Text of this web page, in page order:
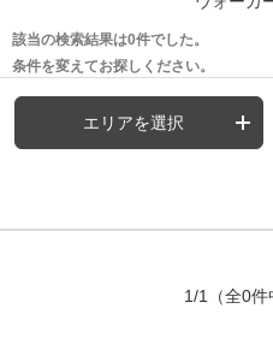
該当の検索結果は0件でした。
条件を変えてお探しください。
エリアを選択
1/1 （全0